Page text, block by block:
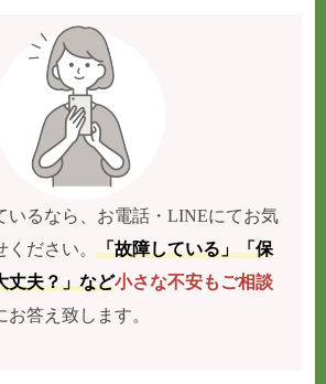
いるなら、お電話・LINEにてお気
ください。「故障している」「保
丈夫？」など小さな不安もご相談
お答え致します。